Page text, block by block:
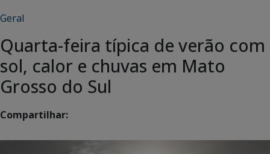
Geral
Quarta-feira típica de verão com
sol, calor e chuvas em Mato
Grosso do Sul
Compartilhar: